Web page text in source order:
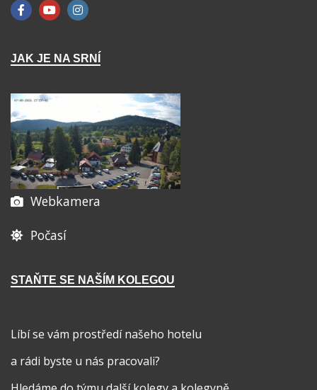
JAK JE NA SRNÍ
Webkamera
Počasí
STAŇTE SE NAŠÍM KOLEGOU
Líbí se vám prostředí našeho hotelu
a rádi byste u nás pracovali?